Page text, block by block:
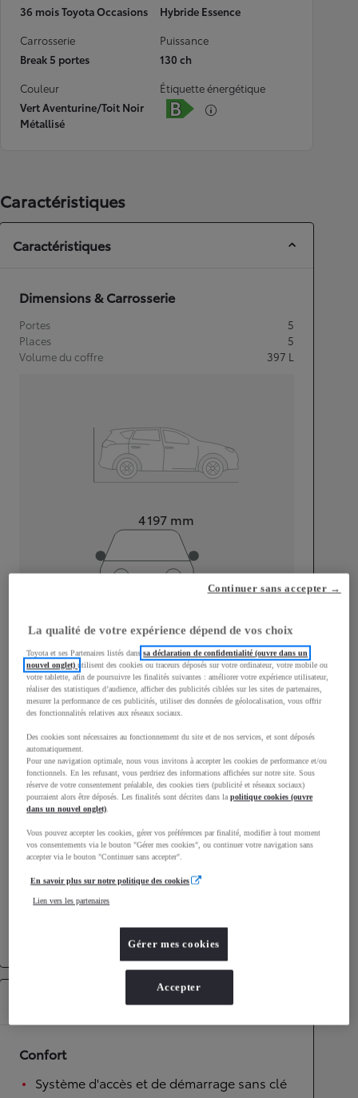
36 mois Toyota Occasions
Hybride Essence
Carrosserie
Break 5 portes
Puissance
130 ch
Couleur
Vert Aventurine/Toit Noir
Métallisé
Étiquette énergétique
Caractéristiques
Caractéristiques
Dimensions & Carrosserie
Portes
5
Places
5
Volume du coffre
397 L
4 197 mm
Largeur
1 765mm
Consommation mixte
Consommation mixte 4,6L/100 km
Émissions CO2
105 g/km
Performances
Vitesse maximale 170km/h
Accélération 0-100km/h
10,7secondes
Transmission
Roues motrices avant
Boîte automatique
Confort
Système d'accès et de démarrage sans clé
La qualité de votre expérience dépend de vos choix
Toyota et ses Partenaires listés danssa déclaration de confidentialité (ouvre dans un
nouvel onglet)utilisent des cookies ou traceurs déposés sur votre ordinateur, votre mobile ou
votre tablette, afin de poursuivre les finalités suivantes : améliorer votre expérience utilisateur,
réaliser des statistiques d’audience, afficher des publicités ciblées sur les sites de partenaires,
mesurer la performance de ces publicités, utiliser des données de géolocalisation, vous offrir
des fonctionnalités relatives aux réseaux sociaux.
Des cookies sont nécessaires au fonctionnement du site et de nos services, et sont déposés
automatiquement.
Pour une navigation optimale, nous vous invitons à accepter les cookies de performance et/ou
fonctionnels. En les refusant, vous perdriez des informations affichées sur notre site. Sous
réserve de votre consentement préalable, des cookies tiers (publicité et réseaux sociaux)
pourraient alors être déposés. Les finalités sont décrites dans lapolitique cookies (ouvre
dans un nouvel onglet).
Vous pouvez accepter les cookies, gérer vos préférences par finalité, modifier à tout moment
vos consentements via le bouton "Gérer mes cookies", ou continuer votre navigation sans
accepter via le bouton "Continuer sans accepter".
En savoir plus sur notre politique des cookies
Lien vers les partenaires
Gérer mes cookies
Continuer sans accepter →
Accepter